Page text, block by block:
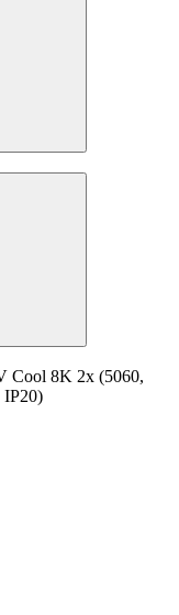
Cool 8K 2x (5060,